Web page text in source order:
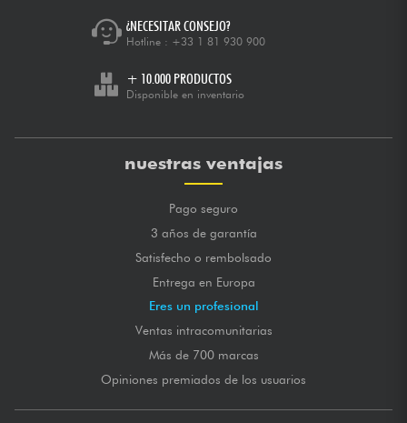
¿NECESITAR CONSEJO?
Hotline : +33 1 81 930 900
+ 10.000 PRODUCTOS
Disponible en inventario
nuestras ventajas
Pago seguro
3 años de garantía
Satisfecho o rembolsado
Entrega en Europa
Eres un profesional
Ventas intracomunitarias
Más de 700 marcas
Opiniones premiados de los usuarios